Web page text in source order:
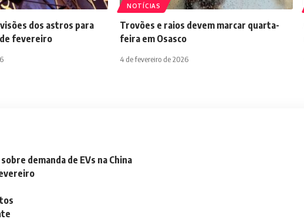
dos astros para
fevereiro
NOTÍCIAS
Trovões e raios devem marcar quarta-
feira em Osasco
4 de fevereiro de 2026
demanda de EVs na China